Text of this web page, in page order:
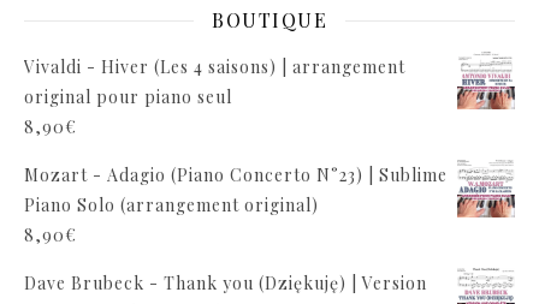
BOUTIQUE
Vivaldi - Hiver (Les 4 saisons) | arrangement
original pour piano seul
8,90€
Mozart - Adagio (Piano Concerto N°23) | Sublime
Piano Solo (arrangement original)
8,90€
Dave Brubeck - Thank you (Dziękuję) | Version